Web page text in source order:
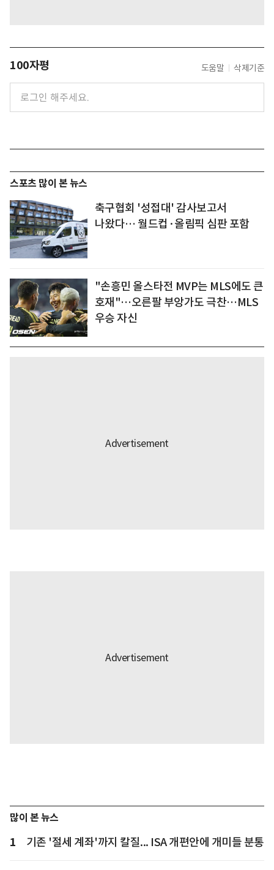
100자평 도움말 삭제기준
스포츠 많이 본 뉴스
축구협회 '성접대' 감사보고서
나왔다… 월드컵·올림픽 심판 포함
"손흥민 올스타전 MVP는 MLS에도 큰
호재"…오른팔 부앙가도 극찬…MLS
우승 자신
많이 본 뉴스
1 기존 '절세 계좌'까지 칼질... ISA 개편안에 개미들 분통